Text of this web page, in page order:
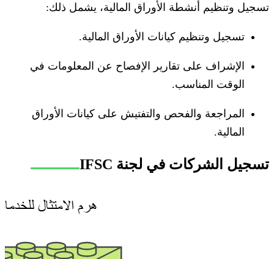
تسجيل وتنظيم أنشطة الأوراق المالية، يشمل ذلك:
تسجيل وتنظيم كيانات الأوراق المالية.
الإشراف على تقارير الإفصاح عن المعلومات في
الوقت المناسب.
المراجعة والفحص والتفتيش على كيانات الأوراق
المالية.
تسجيل الشركات في لجنة IFSC